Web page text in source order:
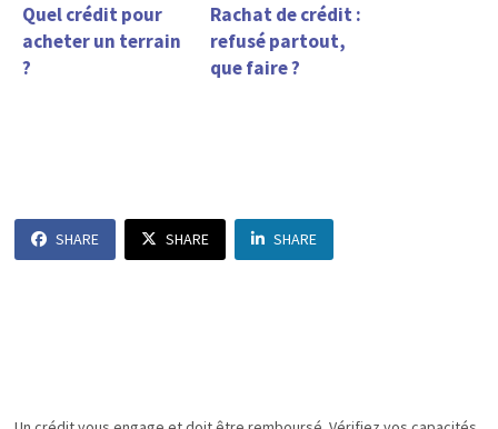
Quel crédit pour
acheter un terrain
?
Rachat de crédit :
refusé partout,
que faire ?
SHARE SHARE SHARE